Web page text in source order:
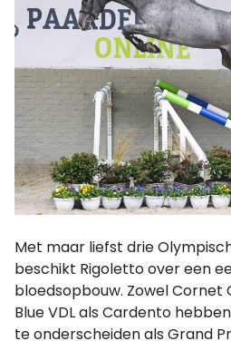
Met maar liefst drie
beschikt Rigoletto over een
bloedsopbouw. Zowel Cornet
Blue VDL als Cardento
te onderscheiden als Grand